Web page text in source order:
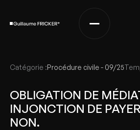
Catégorie :Procédure civile - 09/25
OBLIGATION DE
INJONCTION DE
NON.